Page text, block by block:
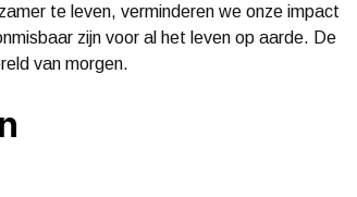
te leven, verminderen we onze impact
zijn voor al het leven op aarde. De
van morgen.